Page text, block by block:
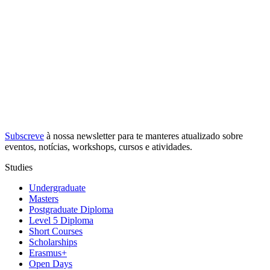
Subscreve à nossa newsletterpara te manteres atualizado sobre
eventos, notícias, workshops, cursos e atividades.
Studies
Undergraduate
Masters
Postgraduate Diploma
Level 5 Diploma
Short Courses
Scholarships
Erasmus+
Open Days